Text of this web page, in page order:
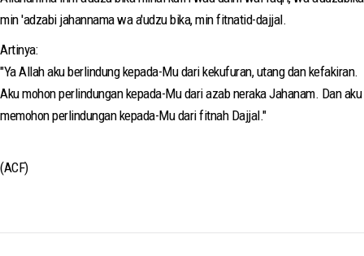
min 'adzabi jahannama wa a'udzu bika, min fitnatid-dajjal.
Artinya:
"Ya Allah aku berlindung kepada-Mu dari kekufuran, utang dan kefakiran.
Aku mohon perlindungan kepada-Mu dari azab neraka Jahanam. Dan aku
memohon perlindungan kepada-Mu dari fitnah Dajjal."
(ACF)